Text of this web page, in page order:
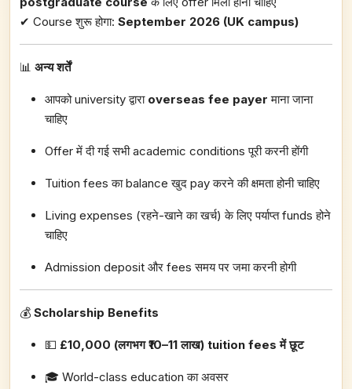
✔ Course शुरू होगा: September 2026 (UK campus)
📊 अन्य शर्तें
आपको university द्वारा overseas fee payer माना जाना
चाहिए
Offer में दी गई सभी academic conditions पूरी करनी होंगी
Tuition fees का balance खुद pay करने की क्षमता होनी चाहिए
Living expenses (रहने-खाने का खर्च) के लिए पर्याप्त funds होने
चाहिए
Admission deposit और fees समय पर जमा करनी होगी
💰 Scholarship Benefits
💵 £10,000 (लगभग ₹10–11 लाख) tuition fees में छूट
🎓 World-class education का अवसर